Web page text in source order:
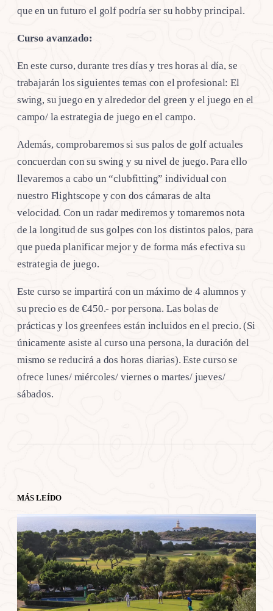
que en un futuro el golf podría ser su hobby principal.
Curso avanzado:
En este curso, durante tres días y tres horas al día, se
trabajarán los siguientes temas con el profesional: El
swing, su juego en y alrededor del green y el juego en el
campo/ la estrategia de juego en el campo.
Además, comprobaremos si sus palos de golf actuales
concuerdan con su swing y su nivel de juego. Para ello
llevaremos a cabo un “clubfitting” individual con
nuestro Flightscope y con dos cámaras de alta
velocidad. Con un radar mediremos y tomaremos nota
de la longitud de sus golpes con los distintos palos, para
que pueda planificar mejor y de forma más efectiva su
estrategia de juego.
Este curso se impartirá con un máximo de 4 alumnos y
su precio es de €450.- por persona. Las bolas de
prácticas y los greenfees están incluidos en el precio. (Si
únicamente asiste al curso una persona, la duración del
mismo se reducirá a dos horas diarias). Este curso se
ofrece lunes/ miércoles/ viernes o martes/ jueves/
sábados.
MÁS LEÍDO